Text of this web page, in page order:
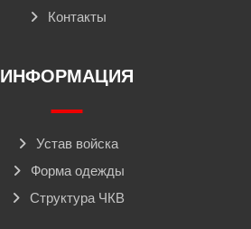
Контакты
ИНФОРМАЦИЯ
Устав войска
Форма одежды
Структура ЧКВ